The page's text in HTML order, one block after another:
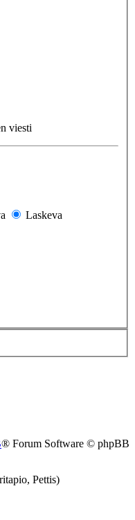
viesti
Laskeva
® Forum Software © phpBB
Pettis)